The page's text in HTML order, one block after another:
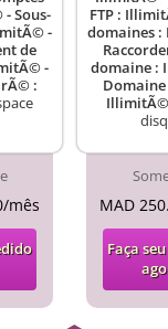
Sous-
-
de
-
:
mês
FTP :
domaines
domaine :
IllimitÃ©
MAD
Faça